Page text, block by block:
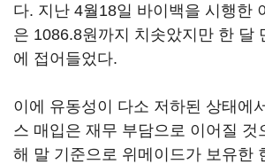
다. 지난 4월18일 바이백을 시행한
은 1086.8원까지 치솟았지만 한 달
에 접어들었다.
이에 유동성이 다소 저하된 상태에
스 매입은 재무 부담으로 이어질 것
해 말 기준으로 위메이드가 보유한